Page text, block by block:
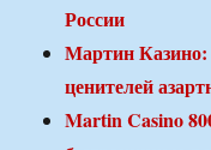
России
Мартин
ценителей
Martin Casino